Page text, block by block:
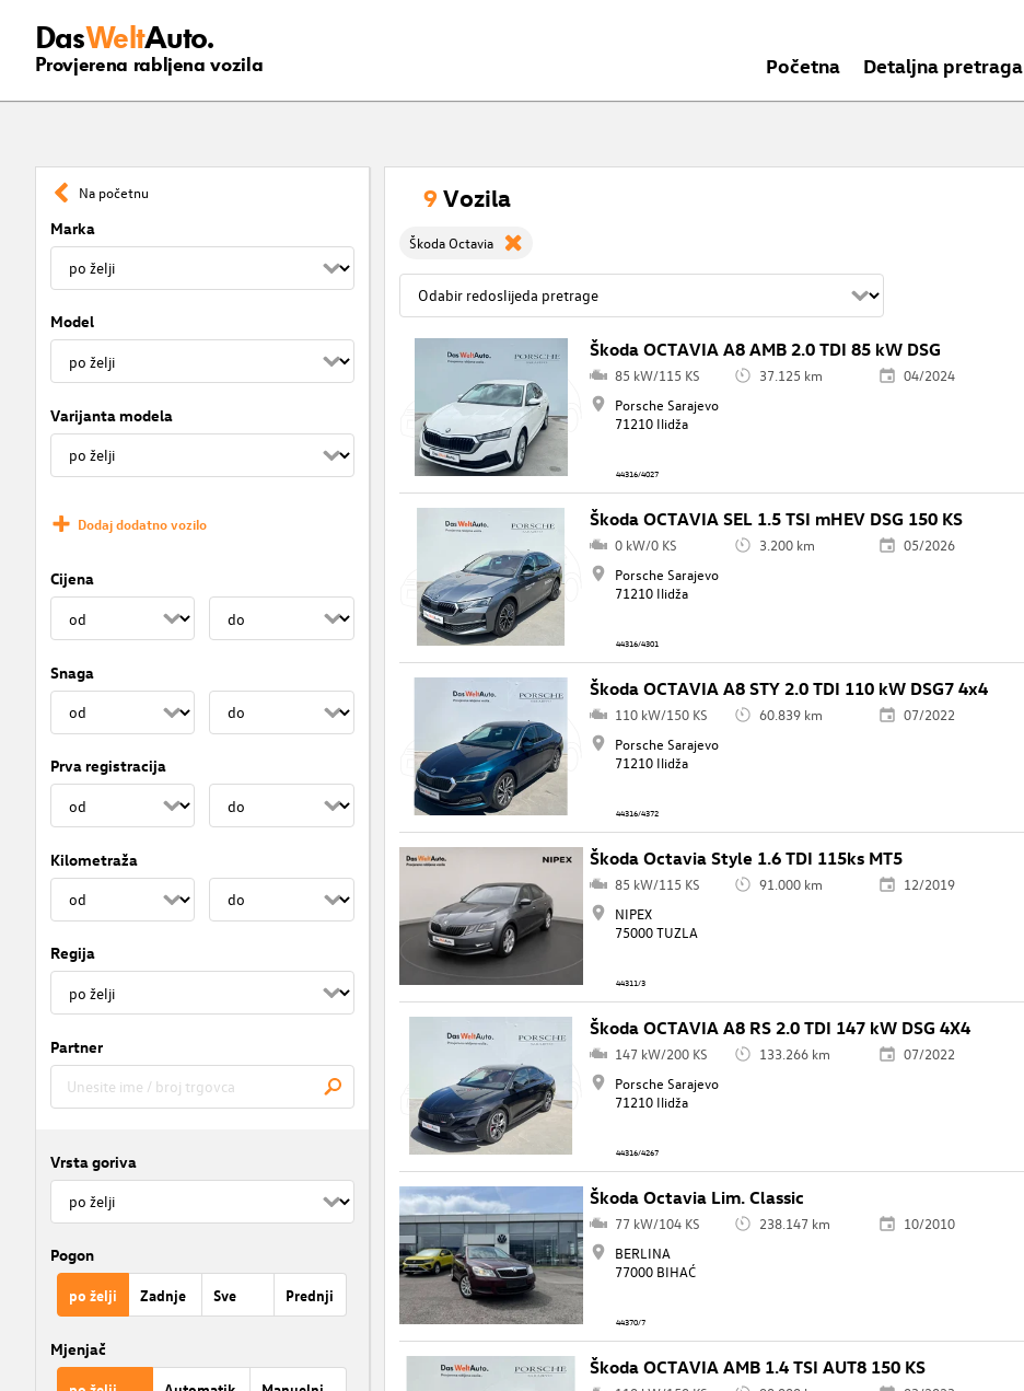
DasWeltAuto.
Provjerena rabljena vozila Početna Detaljna pretraga
Na početnu
Marka
Model
Varijanta modela
Dodaj dodatno vozilo
Cijena
Snaga
Prva registracija
Kilometraža
Regija
Partner
Vrsta goriva
Pogon
po želji Zadnje Sve Prednji
Mjenjač
9 Vozila
Škoda Octavia
Škoda OCTAVIA A8 AMB 2.0 TDI 85 kW DSG
85 kW/115 KS 37.125 km
04/2024
Porsche Sarajevo
71210 Ilidža
44316/4027
Škoda OCTAVIA SEL 1.5 TSI mHEV DSG 150 KS
0 kW/0 KS 3.200 km
05/2026
Porsche Sarajevo
71210 Ilidža
44316/4301
Škoda OCTAVIA A8 STY 2.0 TDI 110 kW DSG7 4x4
110 kW/150 KS 60.839 km
07/2022
Porsche Sarajevo
71210 Ilidža
44316/4372
Škoda Octavia Style 1.6 TDI 115ks MT5
85 kW/115 KS 91.000 km
12/2019
NIPEX
75000 TUZLA
44311/3
Škoda OCTAVIA A8 RS 2.0 TDI 147 kW DSG 4X4
147 kW/200 KS 133.266 km
07/2022
Porsche Sarajevo
71210 Ilidža
44316/4267
Škoda Octavia Lim. Classic
77 kW/104 KS 238.147 km
10/2010
BERLINA
77000 BIHAĆ
44370/7
Škoda OCTAVIA AMB 1.4 TSI AUT8 150 KS